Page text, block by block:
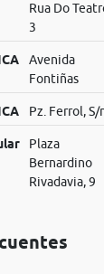
Rua Do
3
Avenida
Fontiñas
Pz. Ferrol, S/
Plaza
Bernardino
Rivadavia, 9